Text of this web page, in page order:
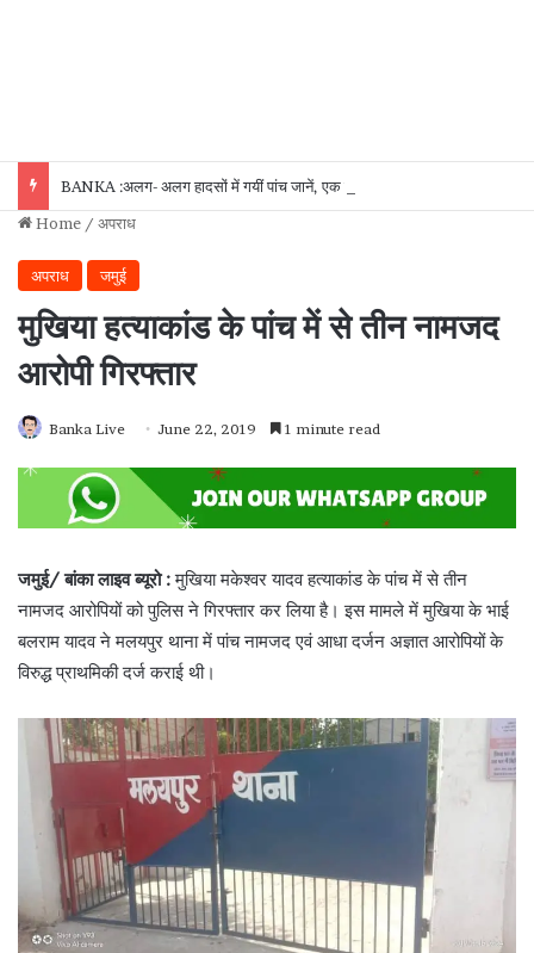
BANKA :अलग- अलग हादसों में गयीं पांच जानें, एक दर्जन घायल
Home / अपराध
अपराध जमुई
मुखिया हत्याकांड के पांच में से तीन नामजद
आरोपी गिरफ्तार
Banka Live June 22, 2019 1 minute read
जमुई/ बांका लाइव ब्यूरो :मुखिया मकेश्वर यादव हत्याकांड के पांच में से तीन
नामजद आरोपियों को पुलिस ने गिरफ्तार कर लिया है। इस मामले में मुखिया के भाई
बलराम यादव ने मलयपुर थाना में पांच नामजद एवं आधा दर्जन अज्ञात आरोपियों के
विरुद्ध प्राथमिकी दर्ज कराई थी।